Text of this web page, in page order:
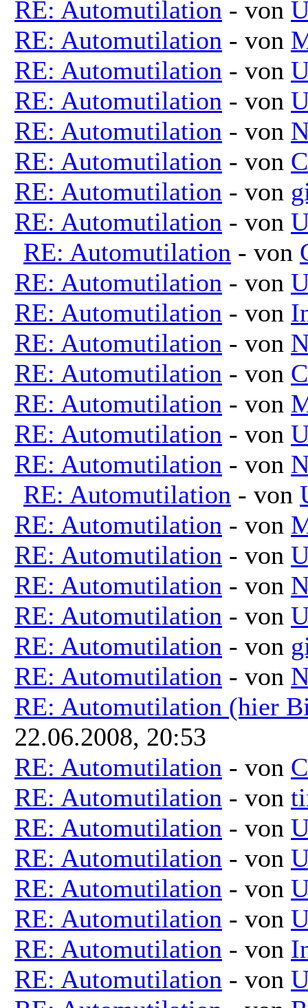
RE: Automutilation - von
RE: Automutilation - von
RE: Automutilation - von
RE: Automutilation - von
RE: Automutilation - von
RE: Automutilation - von
RE: Automutilation - von
RE: Automutilation - von
RE: Automutilation - von
RE: Automutilation - von
RE: Automutilation - von
RE: Automutilation - von
RE: Automutilation - von
RE: Automutilation - von
RE: Automutilation - von
RE: Automutilation - von
RE: Automutilation - von
RE: Automutilation - von
RE: Automutilation - von
RE: Automutilation - von
RE: Automutilation - von
RE: Automutilation - von
RE: Automutilation - von
RE: Automutilation (hier
22.06.2008, 20:53
RE: Automutilation - von
RE: Automutilation - von
RE: Automutilation - von
RE: Automutilation - von
RE: Automutilation - von
RE: Automutilation - von
RE: Automutilation - von
RE: Automutilation - von